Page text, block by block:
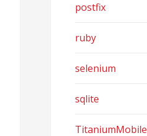
postfix
ruby
selenium
sqlite
TitaniumMobile